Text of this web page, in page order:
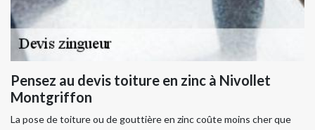
Pensez au devis toiture en zinc à Nivollet
Montgriffon
La pose de toiture ou de gouttière en zinc coûte moins cher que